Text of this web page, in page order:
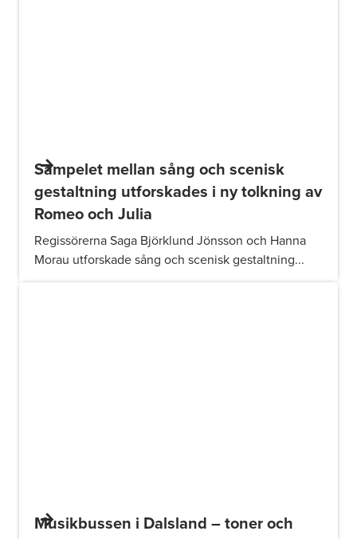
Sampelet mellan sång och scenisk
gestaltning utforskades i ny tolkning av
Romeo och Julia
Regissörerna Saga Björklund Jönsson och Hanna
Morau utforskade sång och scenisk gestaltning...
Musikbussen i Dalsland – toner och